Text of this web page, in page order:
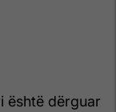
është dërguar